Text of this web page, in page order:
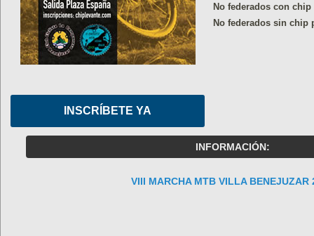
INSCRÍBETE YA
No federados con
No federados sin chip
INFORMACIÓN:
VIII MARCHA MTB VILLA BENEJUZAR